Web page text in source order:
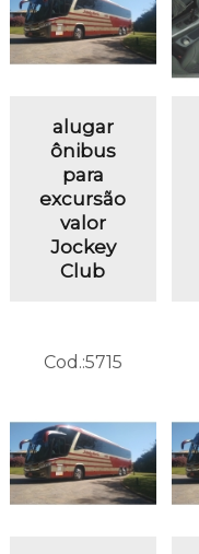
alugar
ônibus
para
excursão
valor
Jockey
Club
Cod.:5715